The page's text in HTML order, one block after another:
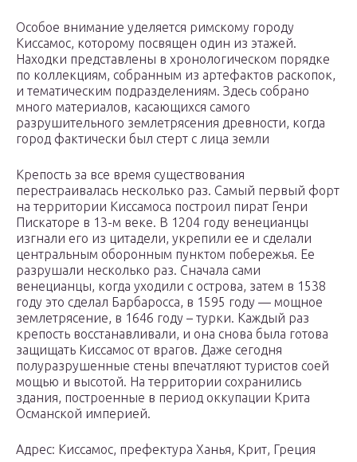
Особое внимание уделяется римскому городу
Киссамос, которому посвящен один из этажей.
Находки представлены в хронологическом порядке
по коллекциям, собранным из артефактов раскопок,
и тематическим подразделениям. Здесь собрано
много материалов, касающихся самого
разрушительного землетрясения древности, когда
город фактически был стерт с лица земли
Крепость за все время существования
перестраивалась несколько раз. Самый первый форт
на территории Киссамоса построил пират Генри
Пискаторе в 13-м веке. В 1204 году венецианцы
изгнали его из цитадели, укрепили ее и сделали
центральным оборонным пунктом побережья. Ее
разрушали несколько раз. Сначала сами
венецианцы, когда уходили с острова, затем в 1538
году это сделал Барбаросса, в 1595 году — мощное
землетрясение, в 1646 году – турки. Каждый раз
крепость восстанавливали, и она снова была готова
защищать Киссамос от врагов. Даже сегодня
полуразрушенные стены впечатляют туристов соей
мощью и высотой. На территории сохранились
здания, построенные в период оккупации Крита
Османской империей.
Адрес: Киссамос, префектура Ханья, Крит, Греция